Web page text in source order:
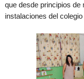
que desde principios de
instalaciones del